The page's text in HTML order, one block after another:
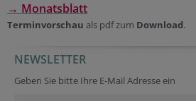
→ Monatsblatt
Terminvorschau als pdf zum Download.
NEWSLETTER
Geben Sie bitte Ihre E-Mail Adresse ein